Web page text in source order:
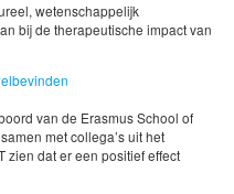
wetenschappelijk
bij de therapeutische impact van
van de Erasmus School of
met collega’s uit het
zien dat er een positief effect